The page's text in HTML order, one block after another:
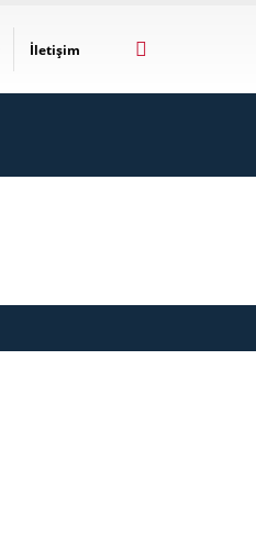
İletişim